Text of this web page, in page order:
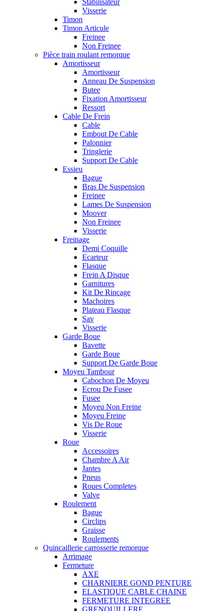
Stabilisateur
Visserie
Timon
Timon Articule
Freinee
Non Freinee
Pièce train roulant remorque
Amortisseur
Amortisseur
Anneau De Suspension
Butee
Fixation Amortisseur
Ressort
Cable De Frein
Cable
Embout De Cable
Palonnier
Tringlerie
Support De Cable
Essieu
Bague
Bras De Suspension
Freinee
Lames De Suspension
Moover
Non Freinee
Visserie
Freinage
Demi Coquille
Ecarteur
Flasque
Frein A Disque
Garnitures
Kit De Rincage
Machoires
Plateau Flasque
Sav
Visserie
Garde Boue
Bavette
Garde Boue
Support De Garde Boue
Moyeu Tambour
Cabochon De Moyeu
Ecrou De Fusee
Fusee
Moyeu Non Freine
Moyeu Freine
Vis De Roue
Visserie
Roue
Accessoires
Chambre A Air
Jantes
Pneus
Roues Completes
Valve
Roulement
Bague
Circlips
Graisse
Roulements
Quincaillerie carrosserie remorque
Arrimage
Fermeture
AXE
CHARNIERE GOND PENTURE
ELASTIQUE CABLE CHAINE
FERMETURE INTEGREE
GRENOUILLERE